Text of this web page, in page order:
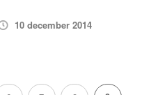
10 december 2014